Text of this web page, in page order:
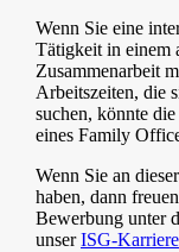
Wenn Sie eine
Tätigkeit in einem
Zusammenarbeit
Arbeitszeiten, die
suchen, könnte
eines Family
Wenn Sie an
haben, dann
Bewerbung unter
unserISG-